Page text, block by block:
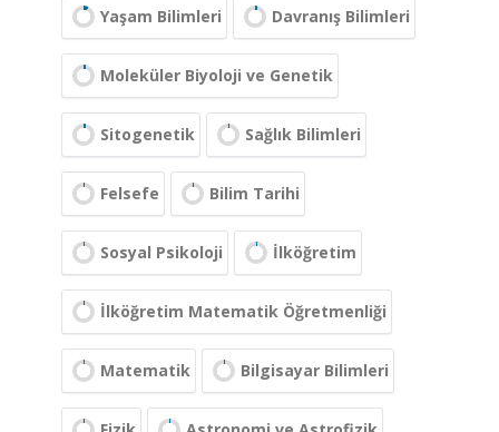
Yaşam Bilimleri Davranış Bilimleri
Moleküler Biyoloji ve Genetik
Sitogenetik Sağlık Bilimleri
Felsefe Bilim Tarihi
Sosyal Psikoloji İlköğretim
İlköğretim Matematik Öğretmenliği
Matematik Bilgisayar Bilimleri